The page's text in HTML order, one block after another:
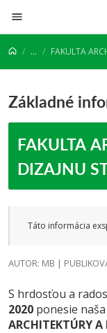
Prejsť na obsah
... FAKULTA
Základné
FAKULTA
DIZAJNU
Táto informácia
AUTOR: MB |
S hrdosťou a
2020 ponesie
ARCHITEKTÚRY